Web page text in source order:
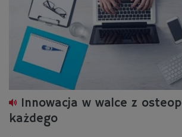
Innowacja w walce z
każdego